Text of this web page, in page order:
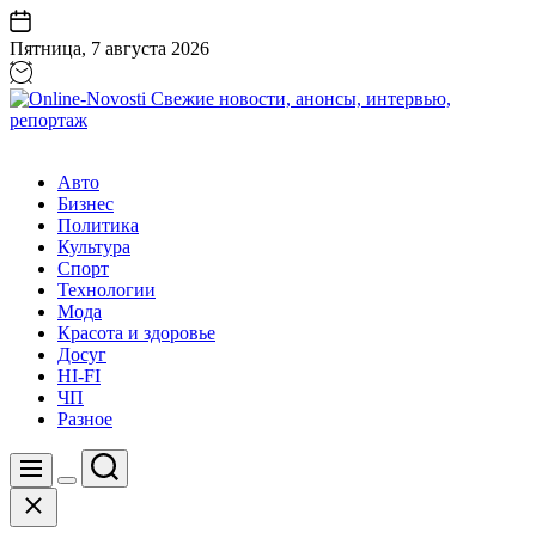
Перейти
к
содержанию
Пятница, 7 августа 2026
Свежие
новости,
анонсы,
интервью,
репортаж
Авто
Бизнес
Политика
Культура
Спорт
Технологии
Мода
Красота и здоровье
Досуг
HI-FI
ЧП
Разное
Меню
Цвет
Поиск
Закрыть